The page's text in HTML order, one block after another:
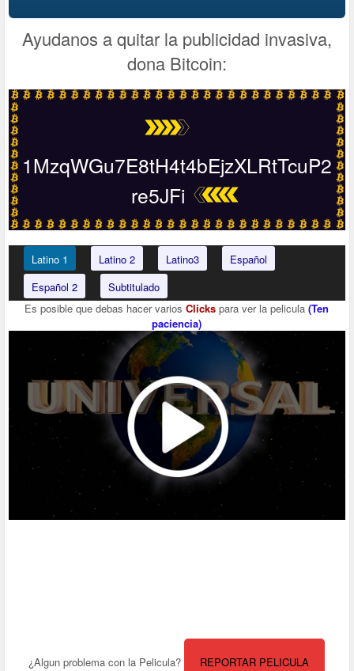
Ayudanos a quitar la publicidad invasiva,
dona Bitcoin:
1MzqWGu7E8tH4t4bEjzXLRtTcuP2
re5JFi
Latino 1 Latino 2 Latino3
Español
Español 2
Subtitulado
Es posible que debas hacer variosClicks para ver la pelicula(Ten
paciencia)
¿Algun problema con la Pelicula? REPORTAR PELICULA